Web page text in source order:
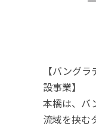
【バング
設事業】
本橋は、バ
流域を挟む